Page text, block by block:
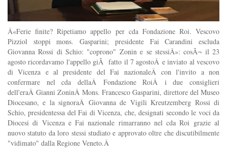
Â«Ferie finite? Ripetiamo appello per cda Fondazione Roi. Vescovo
Pizziol stoppi mons. Gasparini; presidente Fai Carandini escluda
Giovanna Rossi di Schio: "coprono" Zonin e se stessiÂ»: cosÃ¬ il 23
agosto ricordavamo l'appello giÃ fatto il 7 agostoÂ e inviato al vescovo
di Vicenza e al presidente del Fai nazionaleÂ con l'invito a non
confermare nel cda dellaÂ Fondazione RoiÂ i due consiglieri
dell'eraÂ Gianni ZoninÂ Mons. Francesco Gasparini, direttore del Museo
Diocesano, e la signoraÂ Giovanna de Vigili Kreutzemberg Rossi di
Schio, presidentessa del Fai di Vicenza, che, designati secondo le voci da
Diocesi di Vicenza e Fai nazionale rimarranno nel cda Roi grazie al
nuovo statuto da loro stessi studiato e approvato oltre che discutibilmente
"vidimato" dalla Regione Veneto.Â